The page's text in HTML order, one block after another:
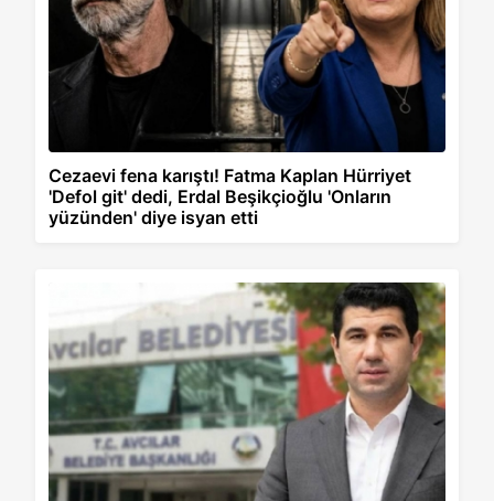
Cezaevi fena karıştı! Fatma Kaplan Hürriyet
'Defol git' dedi, Erdal Beşikçioğlu 'Onların
yüzünden' diye isyan etti